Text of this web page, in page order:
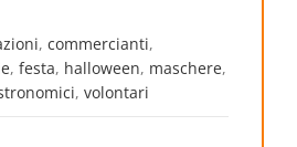
, commercianti,
, festa, halloween, maschere,
, volontari